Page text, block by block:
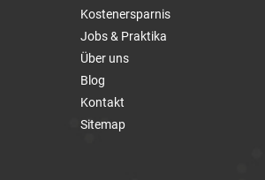
Kostenersparnis
Jobs & Praktika
Über uns
Blog
Kontakt
Sitemap